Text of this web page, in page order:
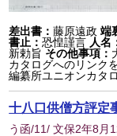
差出書：藤原遠政 端
書止：恐惶謹言 人名
新勅旨 その他事項：
カタログへのリンク
編纂所ユニオンカタ
十八口供僧方評定
う函/11/ 文保2年8月